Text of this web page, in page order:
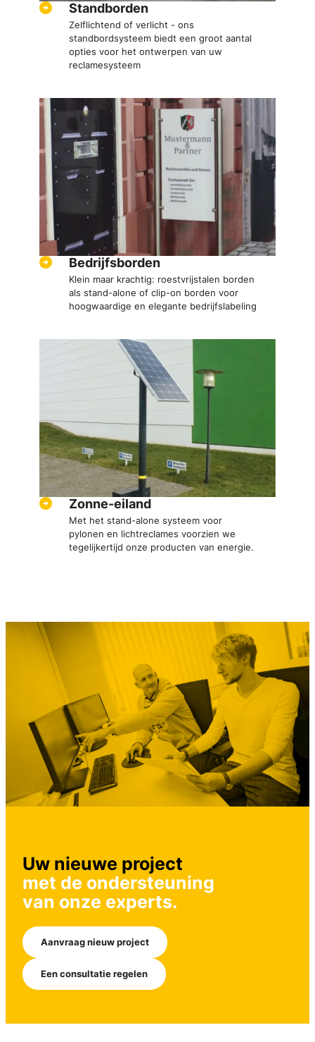
Standborden
Zelflichtend of verlicht - ons
standbordsysteem biedt een groot aantal
opties voor het ontwerpen van uw
reclamesysteem
Bedrijfsborden
Klein maar krachtig: roestvrijstalen borden
als stand-alone of clip-on borden voor
hoogwaardige en elegante bedrijfslabeling
Zonne-eiland
Met het stand-alone systeem voor
pylonen en lichtreclames voorzien we
tegelijkertijd onze producten van energie.
Uw nieuwe project
met de ondersteuning
van onze experts.
Aanvraag nieuw project
Een consultatie regelen